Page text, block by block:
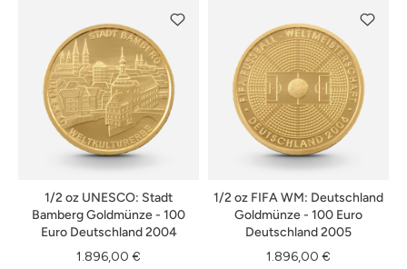
1/2 oz UNESCO: Stadt
Bamberg Goldmünze - 100
Euro Deutschland 2004
1.896,00 €
1/2 oz FIFA WM: Deutschland
Goldmünze - 100 Euro
Deutschland 2005
1.896,00 €